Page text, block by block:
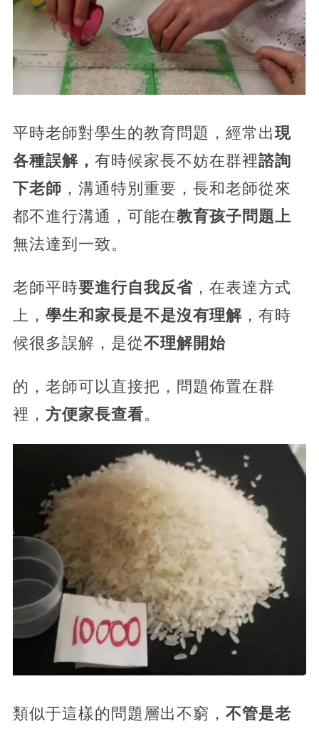
平時老師對學生的教育問題，經常出現
各種誤解， 有時候家長不妨在群裡諮詢
下老師 ，溝通特別重要，長和老師從來
都不進行溝通，可能在教育孩子問題上
無法達到一致。
老師平時要進行自我反省，在表達方式
上， 學生和家長是不是沒有理解，有時
候很多誤解，是從不理解開始
的，老師可以直接把，問題佈置在群
裡， 方便家長查看。
類似于這樣的問題層出不窮， 不管是老